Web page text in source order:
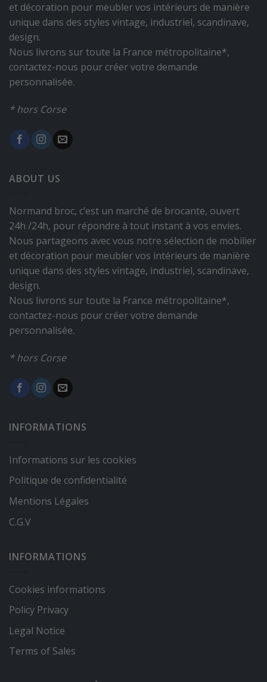
et décoration pour meubler vos intérieurs de manière
unique dans des styles vintage, industriel, scandinave,
design.
Nous livrons sur toute la France métropolitaine*,
contactez-nous pour créer votre demande
personnalisée.
* hors Corse
ABOUT US
Normand broc, c’est un marché de brocante, ouvert
24h /24h, pour répondre à tout instant à vos envies.
Nous partageons avec vous notre sélection de mobilier
et décoration pour meubler vos intérieurs de manière
unique dans des styles vintage, industriel, scandinave,
design.
Nous livrons sur toute la France métropolitaine*,
contactez-nous pour créer votre demande
personnalisée.
* hors Corse
INFORMATIONS
Informations sur les cookies
Politique de confidentialité
Mentions Légales
C.G.V
INFORMATIONS
Cookies informations
Policy Privacy
Legal Notice
Terms of Sales